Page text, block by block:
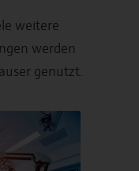
weitere
werden
genutzt.